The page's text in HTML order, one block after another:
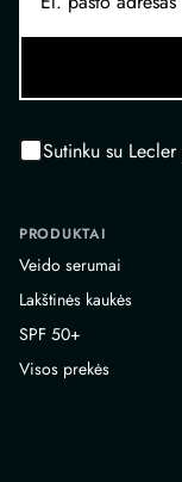
Sutinku su Lecler
PRODUKTAI
Veido serumai
Lakštinės kaukės
SPF 50+
Visos prekės